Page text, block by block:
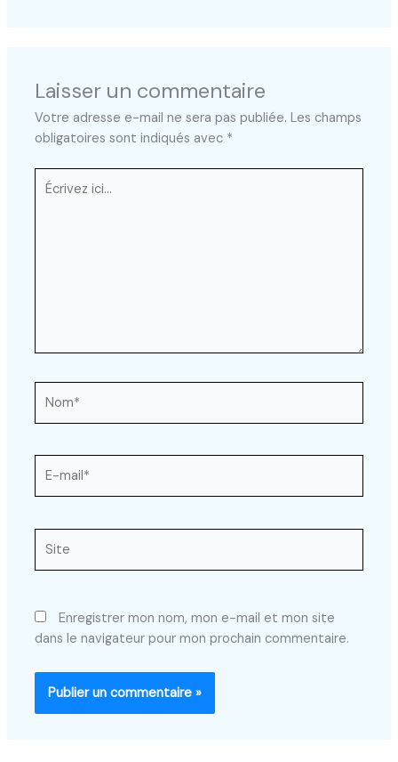
Laisser un commentaire
Votre adresse e-mail ne sera pas publiée. Les champs
obligatoires sont indiqués avec *
Écrivez
ici…
mail*
Enregistrer mon nom, mon e-mail et mon site
dans le navigateur pour mon prochain commentaire.